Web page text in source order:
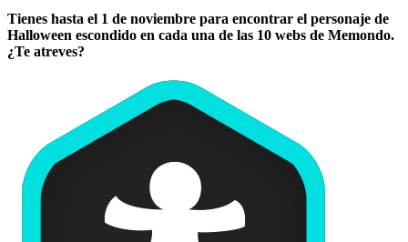
Tienes hasta el 1 de noviembre para encontrar el personaje de
Halloween escondido en cada una de las 10 webs de Memondo.
¿Te atreves?